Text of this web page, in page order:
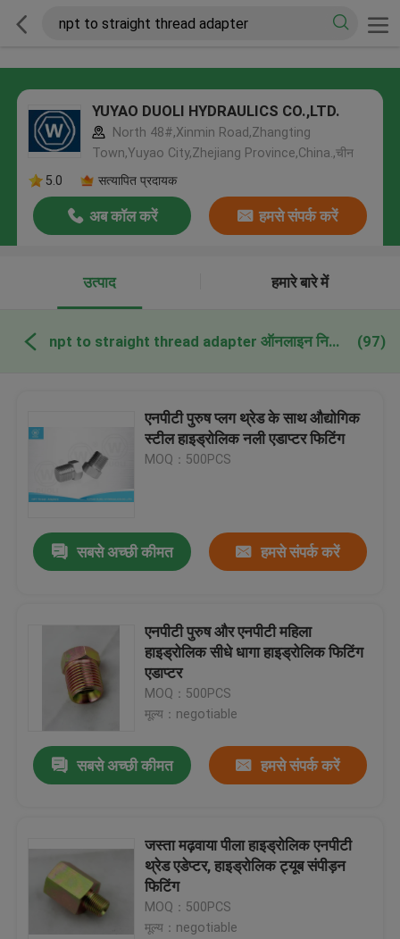
YUYAO DUOLI HYDRAULICS CO.,LTD.
North 48#,Xinmin Road,Zhangting
Town,Yuyao City,Zhejiang Province,China.,चीन
5.0
सत्यापित प्रदायक
अब कॉल करें हमसे संपर्क करें
उत्पाद हमारे बारे में
npt to straight thread adapter ऑनलाइन निर्माण (97)
एनपीटी पुरुष प्लग थ्रेड के साथ औद्योगिक
स्टील हाइड्रोलिक नली एडाप्टर फिटिंग
MOQ：500PCS
सबसे अच्छी कीमत हमसे संपर्क करें
एनपीटी पुरुष और एनपीटी महिला
हाइड्रोलिक सीधे धागा हाइड्रोलिक फिटिंग
एडाप्टर
MOQ：500PCS
मूल्य：negotiable
सबसे अच्छी कीमत हमसे संपर्क करें
जस्ता मढ़वाया पीला हाइड्रोलिक एनपीटी
थ्रेड एडेप्टर, हाइड्रोलिक ट्यूब संपीड़न
फिटिंग
MOQ：500PCS
मूल्य：negotiable